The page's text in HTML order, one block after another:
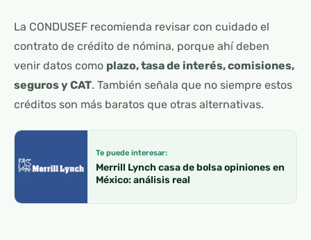
La CONDUSEF recomienda revisar con cuidado el
contrato de crédito de nómina, porque ahí deben
venir datos como plazo, tasa de interés, comisiones,
seguros y CAT. También señala que no siempre estos
créditos son más baratos que otras alternativas.
Te puede interesar:
Merrill Lynch casa de bolsa opiniones en
México: análisis real